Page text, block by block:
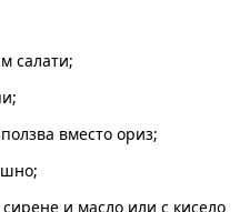
салати;
вместо ориз;
и масло или с кисело